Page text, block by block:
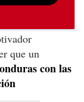
que un
con las